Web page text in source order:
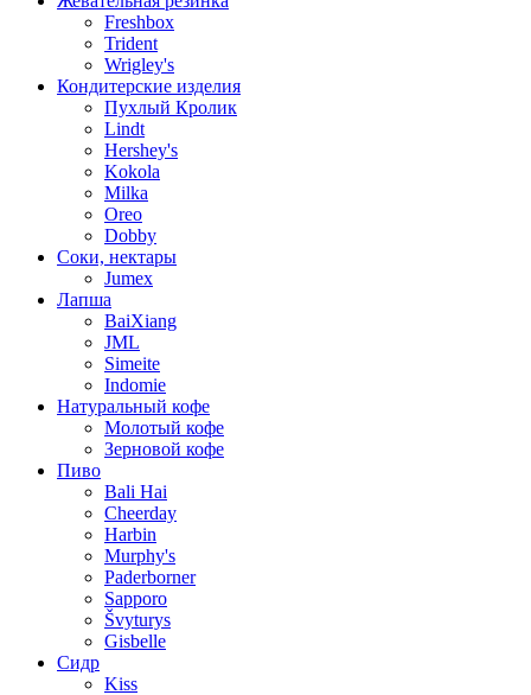
Freshbox
Trident
Wrigley's
Кондитерские изделия
Пухлый Кролик
Lindt
Hershey's
Kokola
Milka
Oreo
Dobby
Соки, нектары
Jumex
Лапша
BaiXiang
JML
Simeite
Indomie
Натуральный кофе
Молотый кофе
Зерновой кофе
Пиво
Bali Hai
Cheerday
Harbin
Murphy's
Paderborner
Sapporo
Švyturys
Gisbelle
Сидр
Kiss